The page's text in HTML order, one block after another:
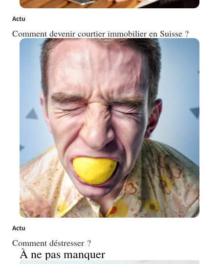
Actu
Comment devenir courtier immobilier en Suisse ?
Actu
Comment déstresser ?
À ne pas manquer